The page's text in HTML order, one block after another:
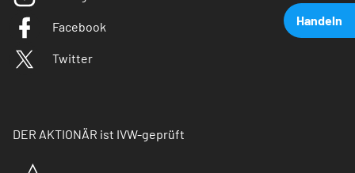
Handeln
Facebook
Twitter
DER AKTIONÄR ist IVW-geprüft